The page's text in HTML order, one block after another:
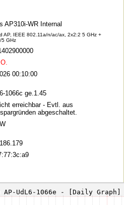
AP310i-WR Internal
AP, IEEE 802.11a/n/ac/ax, 2x2:2 5 GHz +
5 GHz
00:10:00
1066c ge.1.45
erreichbar - Evtl. aus
abgeschaltet.